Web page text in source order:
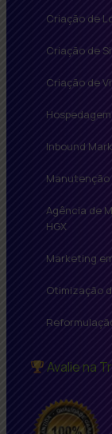
Criação de
Criação de
Criação de
Inbound
Manutenção
Agência de
HGX
Marketing
Otimização
Avalie na